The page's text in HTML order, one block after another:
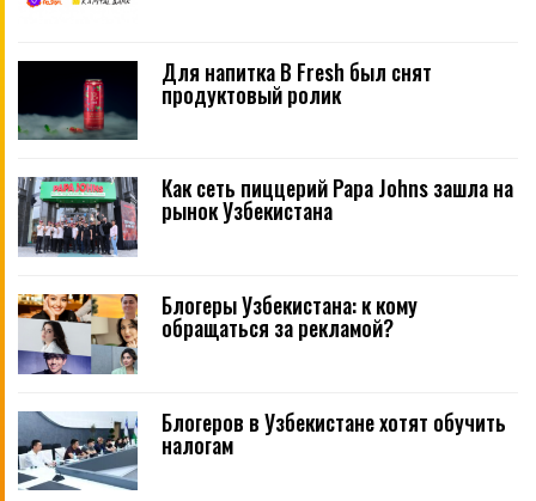
Для напитка B Fresh был снят
продуктовый ролик
Как сеть пиццерий Papa Johns зашла на
рынок Узбекистана
Блогеры Узбекистана: к кому
обращаться за рекламой?
Блогеров в Узбекистане хотят обучить
налогам